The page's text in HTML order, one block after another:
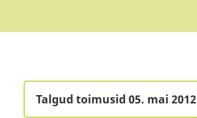
Talgud toimusid 05. mai 2012